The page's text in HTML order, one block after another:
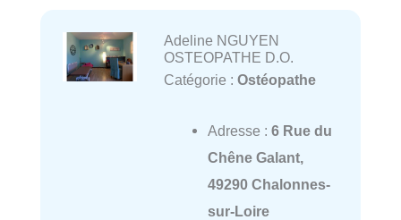
Adeline NGUYEN
OSTEOPATHE D.O.
Catégorie : Ostéopathe
Adresse : 6 Rue du
Chêne Galant,
49290 Chalonnes-
sur-Loire